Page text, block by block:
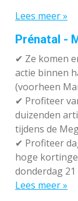
Lees meer »
Prénatal -
✔ Ze komen
actie binnen
(voorheen
✔ Profiteer
duizenden
tijdens de
✔ Profiteer
hoge
donderdag
Lees meer »